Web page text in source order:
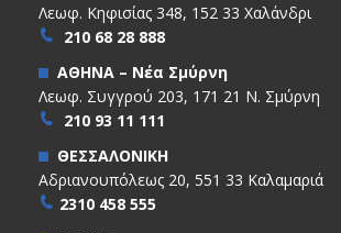
Λεωφ. Κηφισίας 348, 152 33 Χαλάνδρι
210 68 28 888
ΑΘΗΝΑ – Νέα Σμύρνη
Λεωφ. Συγγρού 203, 171 21 Ν. Σμύρνη
210 93 11 111
ΘΕΣΣΑΛΟΝΙΚΗ
Αδριανουπόλεως 20, 551 33 Καλαμαριά
2310 458 555